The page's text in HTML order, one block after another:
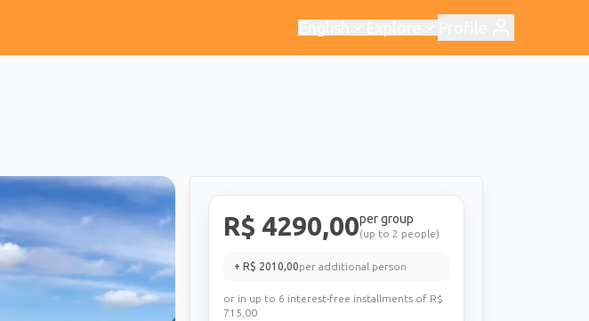
R$ 4290,00per group
(up to 2 people)
+ R$ 2010,00per additional person
or in up to 6 interest-free installments of R$
715,00